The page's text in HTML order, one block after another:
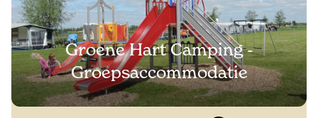
Groene Hart Camping -
Groepsaccommodatie